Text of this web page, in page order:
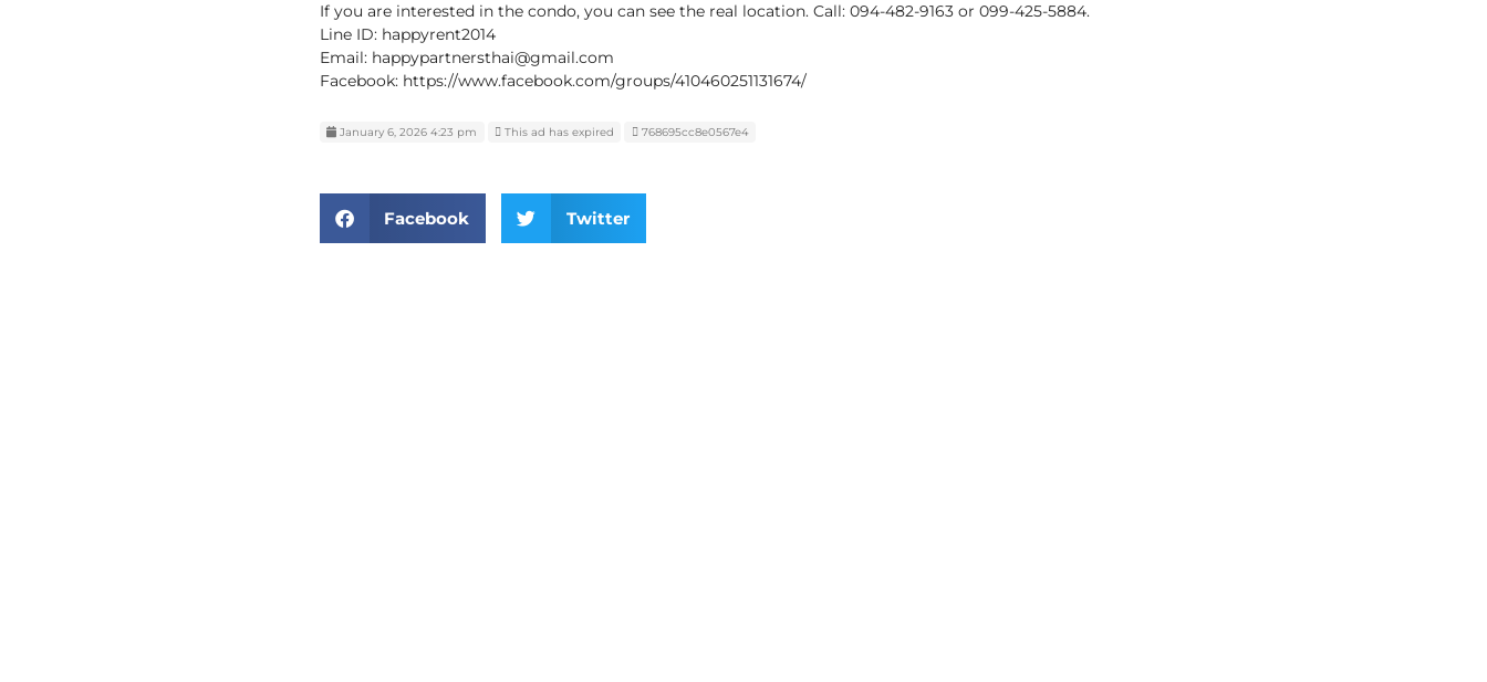
If you are interested in the condo, you can see the real location. Call: 094-482-9163 or 099-425-5884.
Line ID: happyrent2014
Email: happypartnersthai@gmail.com
Facebook: https://www.facebook.com/groups/410460251131674/
January 6, 2026 4:23 pm This ad has expired 768695cc8e0567e4
Facebook Twitter